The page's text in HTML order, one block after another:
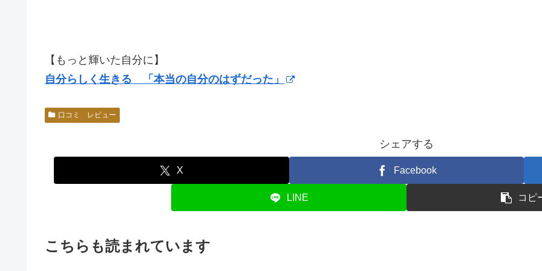
【もっと輝いた自分に】
自分らしく生きる 「本当の自分のはずだった」
口コミ レビュー
シェアする
X Facebook
LINE コピ
こちらも読まれています